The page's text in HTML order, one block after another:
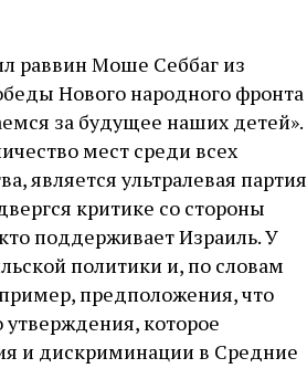
раввин Моше Себбаг из
Нового народного фронта
за будущее наших детей».
мест среди всех
является ультралевая партия
критике со стороны
поддерживает Израиль. У
политики и, по словам
предположения, что
которое
и дискриминации в Средние